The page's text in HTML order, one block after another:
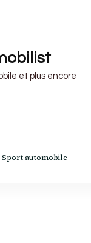
et plus encore
Sport automobile